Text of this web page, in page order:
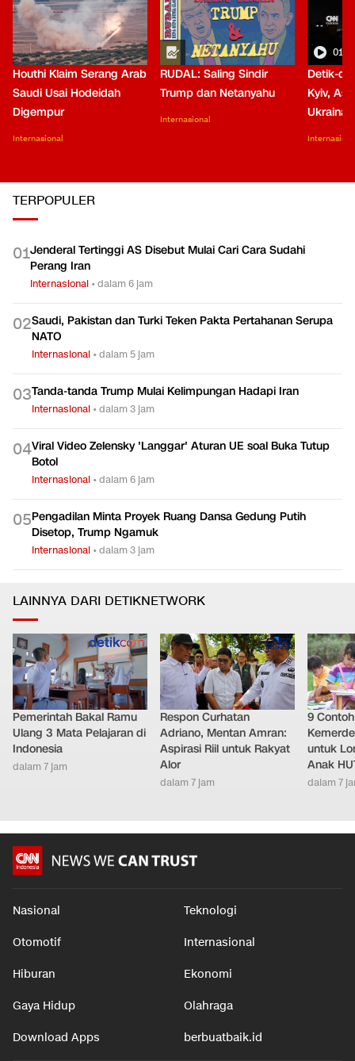
Houthi Klaim Serang Arab
Saudi Usai Hodeidah
Digempur
Internasional
RUDAL: Saling Sindir
Trump dan Netanyahu
Internasional
Detik-
Kyiv,
Ukraina
TERPOPULER
01Jenderal Tertinggi AS Disebut Mulai Cari Cara Sudahi
Perang Iran
Internasional •dalam 6 jam
02Saudi, Pakistan dan Turki Teken Pakta Pertahanan Serupa
NATO
Internasional •dalam 5 jam
03Tanda-tanda Trump Mulai Kelimpungan Hadapi Iran
Internasional •dalam 3 jam
04Viral Video Zelensky 'Langgar' Aturan UE soal Buka Tutup
Botol
Internasional •dalam 6 jam
05Pengadilan Minta Proyek Ruang Dansa Gedung Putih
Disetop, Trump Ngamuk
Internasional •dalam 3 jam
LAINNYA DARI DETIKNETWORK
Pemerintah Bakal Ramu
Ulang 3 Mata Pelajaran di
Indonesia
dalam 7 jam
Respon Curhatan
Adriano, Mentan Amran:
Aspirasi Riil untuk Rakyat
Alor
dalam 7 jam
9
untuk
Anak
dalam 7
Nasional Teknologi
Otomotif Internasional
Hiburan Ekonomi
Gaya Hidup Olahraga
Download Apps berbuatbaik.id